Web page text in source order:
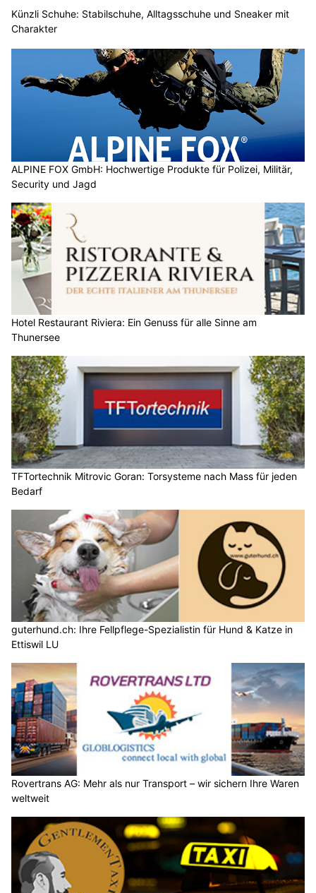
Künzli Schuhe: Stabilschuhe, Alltagsschuhe und Sneaker mit
Charakter
ALPINE FOX GmbH: Hochwertige Produkte für Polizei, Militär,
Security und Jagd
Hotel Restaurant Riviera: Ein Genuss für alle Sinne am
Thunersee
TFTortechnik Mitrovic Goran: Torsysteme nach Mass für jeden
Bedarf
guterhund.ch: Ihre Fellpflege-Spezialistin für Hund & Katze in
Ettiswil LU
Rovertrans AG: Mehr als nur Transport – wir sichern Ihre Waren
weltweit